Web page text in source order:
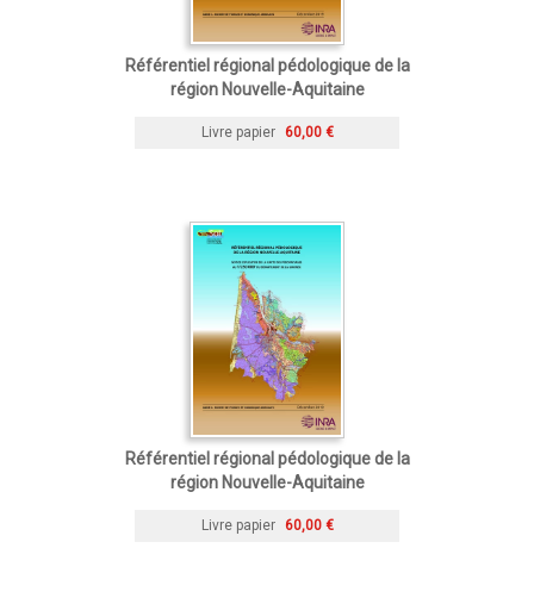
Référentiel régional pédologique de la
région Nouvelle-Aquitaine
Livre papier 60,00 €
Référentiel régional pédologique de la
région Nouvelle-Aquitaine
Livre papier 60,00 €